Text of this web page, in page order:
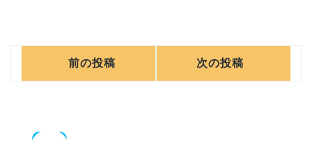
前の投稿 次の投稿